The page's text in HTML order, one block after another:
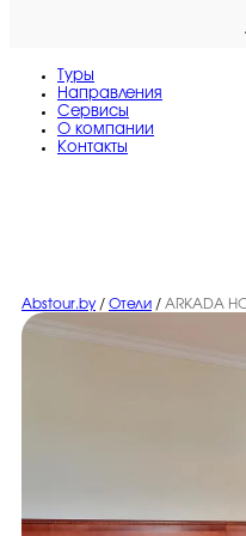
Туры
Направления
Сервисы
O компании
Контакты
Abstour.by / Отели / ARKADA